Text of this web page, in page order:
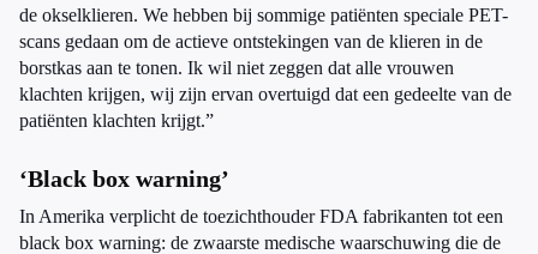
de okselklieren. We hebben bij sommige patiënten speciale PET-
scans gedaan om de actieve ontstekingen van de klieren in de
borstkas aan te tonen. Ik wil niet zeggen dat alle vrouwen
klachten krijgen, wij zijn ervan overtuigd dat een gedeelte van de
patiënten klachten krijgt.”
‘Black box warning’
In Amerika verplicht de toezichthouder FDA fabrikanten tot een
black box warning: de zwaarste medische waarschuwing die de